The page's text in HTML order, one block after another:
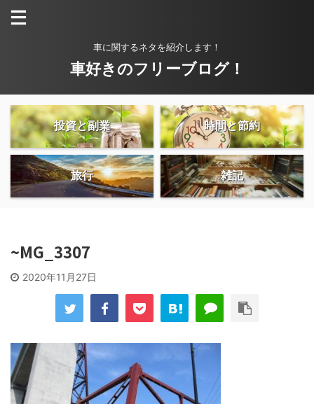
車に関するネタを紹介します！
車好きのフリーブログ！
投資と副業 時間と節約
旅行 雑記
~MG_3307
2020年11月27日